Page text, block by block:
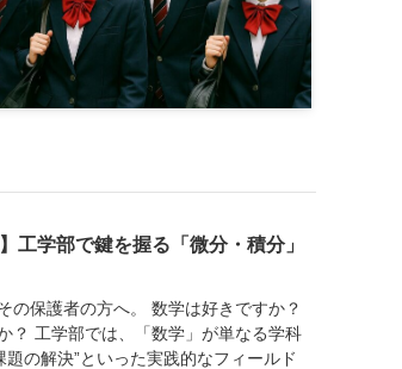
工学部で鍵を握る「微分・積分」
の保護者の方へ。 数学は好きですか？
？ 工学部では、「数学」が単なる学科
の解決”といった実践的なフィールド